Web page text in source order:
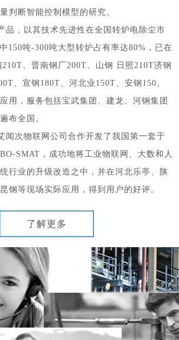
判断智能控制模型的研究。
以其技术先进性在全国转炉电除尘市
150吨-300吨大型转炉占有率达80%，已在
、晋南钢厂200T、山钢 日照210T济钢
、宣钢180T、河北业150T、安钢150、
用，服务包括宝武集团、建龙、河钢集团
布全国。
物联网公司合作开发了我国第一套于
SMAT，成功地将工业物联网、大数和人
行业的升级改造之中，并在河北乐亭、陕
钢等现场实际应用，得到用户的好评。
了解更多